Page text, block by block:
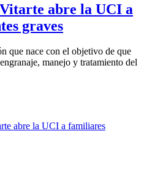
abre la UCI a
graves
que nace con el objetivo de que
manejo y tratamiento del